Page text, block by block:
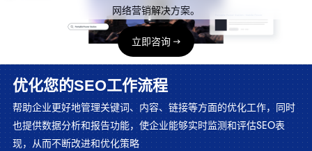
网络营销解决方案。
立即咨询 →
优化您的SEO工作流程
帮助企业更好地管理关键词、内容、链接等方面的优化工作，同时
也提供数据分析和报告功能，使企业能够实时监测和评估SEO表
现，从而不断改进和优化策略